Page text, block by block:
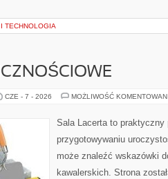
TECHNOLOGIA
CZE - 7 - 2026 MOŻLIWOŚĆ
Sala Lacerta to praktyczny
przygotowywaniu
może znaleźć wskazówki
kawalerskich. Strona